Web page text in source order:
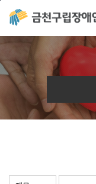
본문바로가기